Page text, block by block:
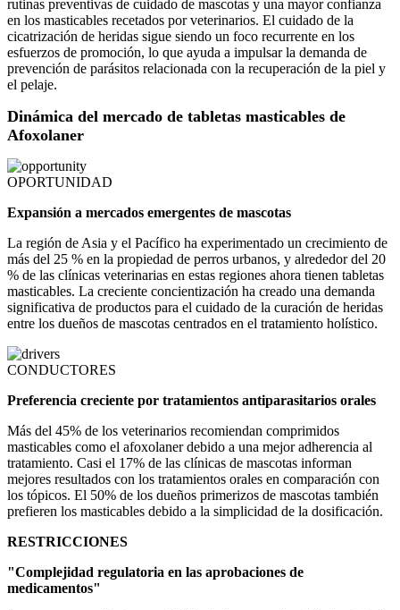
rutinas preventivas de cuidado de mascotas y una mayor confianza
en los masticables recetados por veterinarios. El cuidado de la
cicatrización de heridas sigue siendo un foco recurrente en los
esfuerzos de promoción, lo que ayuda a impulsar la demanda de
prevención de parásitos relacionada con la recuperación de la piel y
el pelaje.
Dinámica del mercado de tabletas masticables de
Afoxolaner
OPORTUNIDAD
Expansión a mercados emergentes de mascotas
La región de Asia y el Pacífico ha experimentado un crecimiento de
más del 25 % en la propiedad de perros urbanos, y alrededor del 20
% de las clínicas veterinarias en estas regiones ahora tienen tabletas
masticables. La creciente concientización ha creado una demanda
significativa de productos para el cuidado de la curación de heridas
entre los dueños de mascotas centrados en el tratamiento holístico.
CONDUCTORES
Preferencia creciente por tratamientos antiparasitarios orales
Más del 45% de los veterinarios recomiendan comprimidos
masticables como el afoxolaner debido a una mejor adherencia al
tratamiento. Casi el 17% de las clínicas de mascotas informan
mejores resultados con los tratamientos orales en comparación con
los tópicos. El 50% de los dueños primerizos de mascotas también
prefieren los masticables debido a la simplicidad de la dosificación.
RESTRICCIONES
"Complejidad regulatoria en las aprobaciones de
medicamentos"